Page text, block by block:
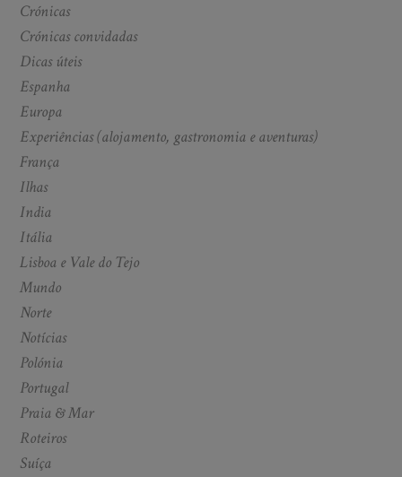
Crónicas
Crónicas convidadas
Dicas úteis
Espanha
Europa
Experiências (alojamento, gastronomia e aventuras)
França
Ilhas
India
Itália
Lisboa e Vale do Tejo
Mundo
Norte
Notícias
Polónia
Portugal
Praia & Mar
Roteiros
Suíça